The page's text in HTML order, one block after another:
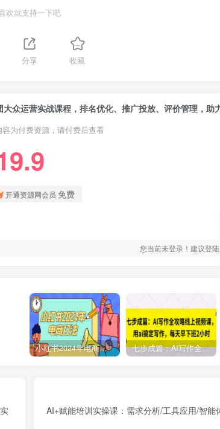
欢就支持一下吧
分享 收藏
大众运营实战课程，排名优化、推广投放、评价管理，助
容为付费资源，请付费后查看
开通资源网会员 免费
您当前未登录！建议登
小红书2024年电商打法，手把手教你如何打爆小红书店铺 七步成篇：AI写作全攻略线上视频课，用ai搞定写作，每天早下班2小时
AI+赋能培训实操课：需求分析/工具应用/智能